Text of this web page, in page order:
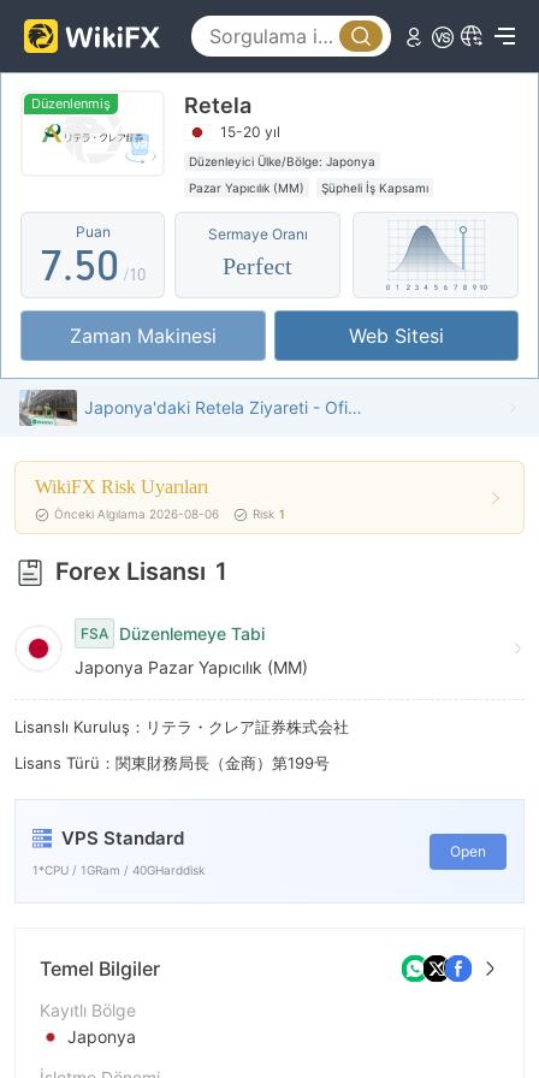
Düzenlenmiş Retela
15-20 yıl
Düzenleyici Ülke/Bölge: Japonya
Pazar Yapıcılık (MM)
Şüpheli İş Kapsamı
Orta düzeyde potansiyel risk
Puan
2
3
4
6
7
8
9
.
0
1
2
4
5
6
7
8
9
0
1
2
3
4
5
6
8
9
/10
Sermaye Oranı
Perfect
Zaman Makinesi Web Sitesi
Japonya'daki Retela Ziyareti - Ofis Bulundu
WikiFX Risk Uyarıları
Önceki Algılama 2026-08-06 Risk 1
Forex Lisansı 1
FSA
Düzenlemeye Tabi
Japonya Pazar Yapıcılık (MM)
Lisanslı Kuruluş：リテラ・クレア証券株式会社
Lisans Türü：関東財務局長（金商）第199号
VPS Standard
1*CPU / 1GRam / 40GHarddisk
Open
Temel Bilgiler
Kayıtlı Bölge
Japonya